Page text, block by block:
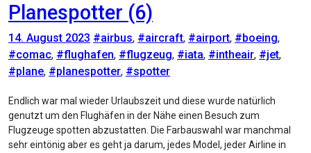
Planespotter (6)
14. August 2023 #airbus, #aircraft, #airport, #boeing,
#comac, #flughafen, #flugzeug, #iata, #intheair, #jet,
#plane, #planespotter, #spotter
Endlich war mal wieder Urlaubszeit und diese wurde natürlich
genutzt um den Flughäfen in der Nähe einen Besuch zum
Flugzeuge spotten abzustatten. Die Farbauswahl war manchmal
sehr eintönig aber es geht ja darum, jedes Model, jeder Airline in